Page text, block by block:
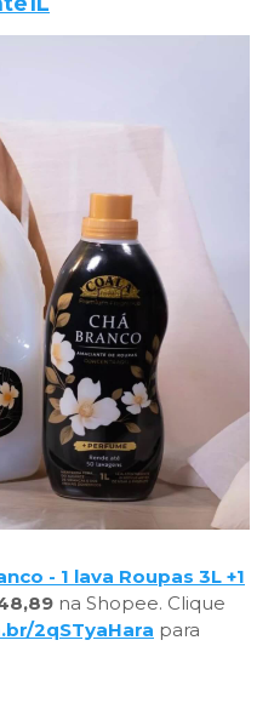
- 1 lava Roupas 3L +1
na Shopee. Clique
2qSTyaHara para